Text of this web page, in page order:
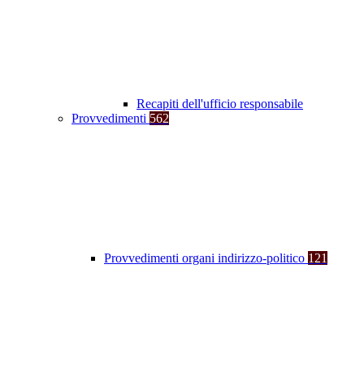
Recapiti dell'ufficio responsabile
Provvedimenti 562
Provvedimenti organi indirizzo-politico 121